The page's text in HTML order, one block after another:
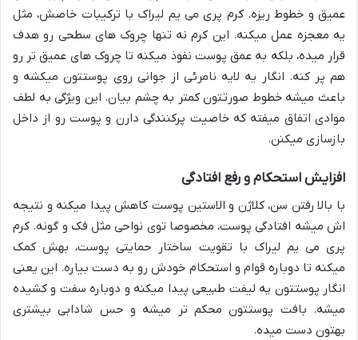
عمیق و خطوط ریزه. کرم پری می یم لیراک با ترکیبات خاصش، مثل
یه معجزه عمل میکنه. این کرم نه تنها چروک های سطحی رو هدف
قرار میده، بلکه به عمق پوست نفوذ میکنه تا چروک های عمیق تر رو
هم پر کنه. انگار یه لایه نامرئی از جوانی روی پوستتون میکشه و
باعث میشه خطوط صورتتون کمتر به چشم بیان. این ویژگی به لطف
موادی اتفاق میفته که خاصیت پرکنندگی دارن و پوست رو از داخل
بازسازی میکنن.
افزایش استحکام و رفع افتادگی
با بالا رفتن سن، کلاژن و الاستین پوست کاهش پیدا میکنه و نتیجه
اش میشه افتادگی پوست، مخصوصا توی نواحی مثل فک و گونه. کرم
پری می یم لیراک با تقویت ساختار حمایتی پوست، بهش کمک
میکنه تا دوباره قوام و استحکام خودش رو به دست بیاره. این یعنی
انگار پوستتون یه لیفت طبیعی پیدا میکنه و دوباره سفت و کشیده
میشه. بافت پوستتون محکم تر میشه و حس شادابی بیشتری
بهتون دست میده.